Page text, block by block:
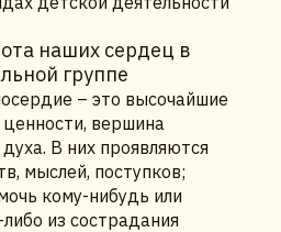
наших сердец в
группе
– это высочайшие
вершина
В них проявляются
мыслей, поступков;
кому-нибудь или
из сострадания